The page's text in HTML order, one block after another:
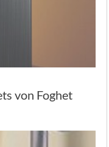
von Foghet